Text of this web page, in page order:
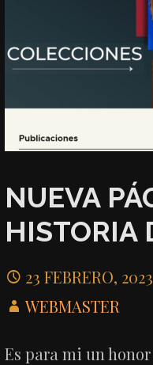
NUEVA
HISTORIA
23 FEBRERO, 2023
WEBMASTER
Es para mi un